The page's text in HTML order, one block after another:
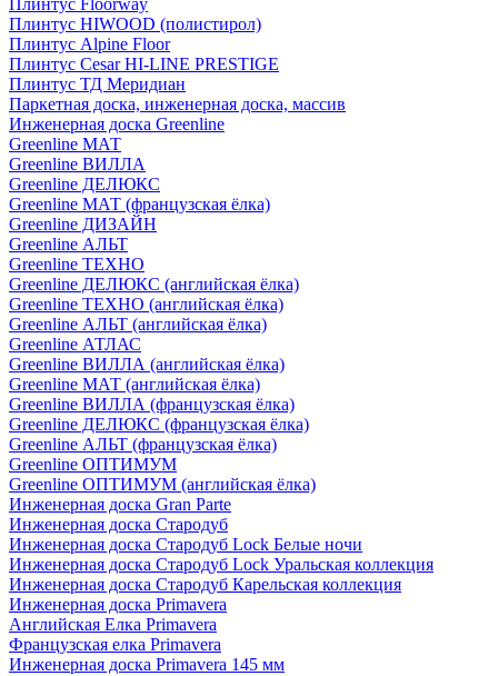
Плинтус Floorway
Плинтус HIWOOD (полистирол)
Плинтус Alpine Floor
Плинтус Cesar HI-LINE PRESTIGE
Плинтус ТД Меридиан
Паркетная доска, инженерная доска, массив
Инженерная доска Greenline
Greenline МАТ
Greenline ВИЛЛА
Greenline ДЕЛЮКС
Greenline МАТ (французская ёлка)
Greenline ДИЗАЙН
Greenline АЛЬТ
Greenline ТЕХНО
Greenline ДЕЛЮКС (английская ёлка)
Greenline ТЕХНО (английская ёлка)
Greenline АЛЬТ (английская ёлка)
Greenline АТЛАС
Greenline ВИЛЛА (английская ёлка)
Greenline МАТ (английская ёлка)
Greenline ВИЛЛА (французская ёлка)
Greenline ДЕЛЮКС (французская ёлка)
Greenline АЛЬТ (французская ёлка)
Greenline ОПТИМУМ
Greenline ОПТИМУМ (английская ёлка)
Инженерная доска Gran Parte
Инженерная доска Стародуб
Инженерная доска Стародуб Lock Белые ночи
Инженерная доска Стародуб Lock Уральская коллекция
Инженерная доска Стародуб Карельская коллекция
Инженерная доска Primavera
Английская Елка Primavera
Французская елка Primavera
Инженерная доска Primavera 145 мм